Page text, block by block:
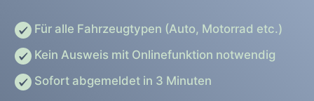
Für alle Fahrzeugtypen (Auto, Motorrad etc.)
Kein Ausweis mit Onlinefunktion notwendig
Sofort abgemeldet in 3 Minuten